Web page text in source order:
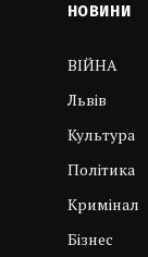
НОВИНИ
ВІЙНА
Львів
Культура
Політика
Кримінал
Бізнес